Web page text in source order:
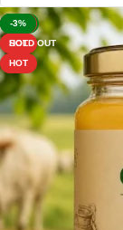
-11%
HOT
-8%
HOT
HOT
-5%
-3%
SOLD OUT
HOT